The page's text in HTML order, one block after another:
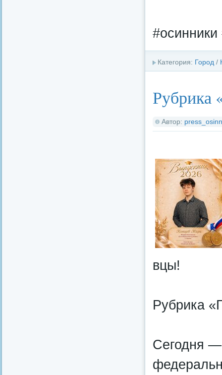
#осинники
Категория: Город /
Рубрика
Автор:
вцы!
Рубрика
Сегодня —